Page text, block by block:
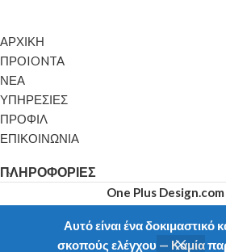
Αυτό είναι ένα δοκιμαστικό
σκοπούς ελέγχου — Καμία
ΑΡΧΙΚΗ
ΠΡΟIONTA
ΝΕΑ
ΥΠΗΡΕΣΙΕΣ
ΠΡΟΦΙΛ
ΕΠΙΚΟΙΝΩΝΙΑ
ΠΛΗΡΟΦΟΡΊΕΣ
One Plus Design.com